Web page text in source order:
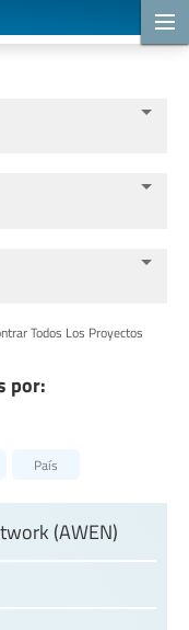
Todos Los Proyectos
por:
País
(AWEN)